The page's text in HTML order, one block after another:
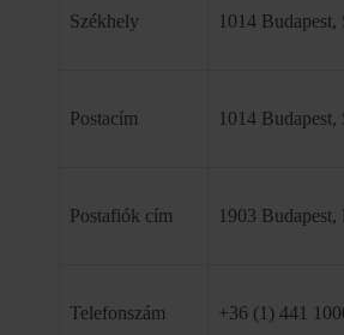
Székhely 1014 Budapest,
Postacím 1014 Budapest,
Postafiók cím 1903 Budapest,
Telefonszám +36 (1) 441